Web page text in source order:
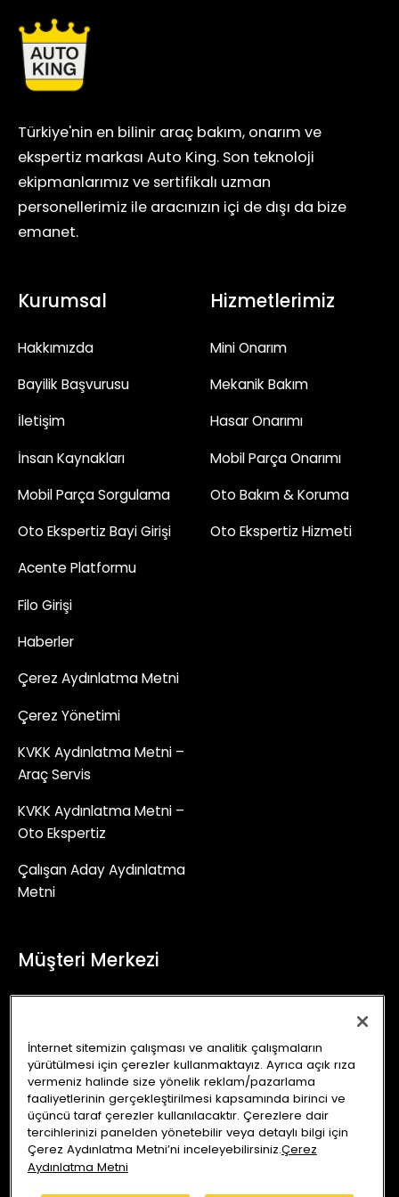
Türkiye'nin en bilinir araç bakım, onarım ve
ekspertiz markası Auto King. Son teknoloji
ekipmanlarımız ve sertifikalı uzman
personellerimiz ile aracınızın içi de dışı da bize
emanet.
Kurumsal
Hakkımızda
Bayilik Başvurusu
İletişim
İnsan Kaynakları
Mobil Parça Sorgulama
Oto Ekspertiz Bayi Girişi
Acente Platformu
Filo Girişi
Haberler
Çerez Aydınlatma Metni
Çerez Yönetimi
KVKK Aydınlatma Metni –
Araç Servis
KVKK Aydınlatma Metni –
Oto Ekspertiz
Çalışan Aday Aydınlatma
Metni
Hizmetlerimiz
Mini Onarım
Mekanik Bakım
Hasar Onarımı
Mobil Parça Onarımı
Oto Bakım & Koruma
Oto Ekspertiz Hizmeti
Müşteri Merkezi
İletişim Formu
info@autoking.com.tr
İnternet sitemizin çalışması ve analitik çalışmaların
yürütülmesi için çerezler kullanmaktayız. Ayrıca açık rıza
vermeniz halinde size yönelik reklam/pazarlama
faaliyetlerinin gerçekleştirilmesi kapsamında birinci ve
üçüncü taraf çerezler kullanılacaktır. Çerezlere dair
tercihlerinizi panelden yönetebilir veya detaylı bilgi için
Çerez Aydınlatma Metni’ni inceleyebilirsiniz.Çerez
Aydınlatma Metni